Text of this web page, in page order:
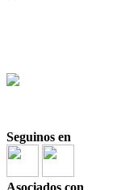
Seguinos en
Asociados con